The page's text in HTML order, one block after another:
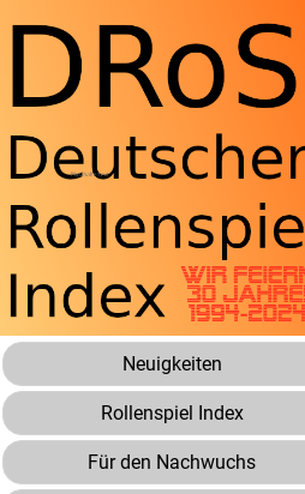
Neuigkeiten
Rollenspiel Index
Für den Nachwuchs